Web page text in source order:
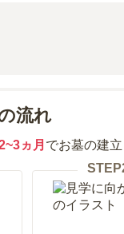
流れ
ヵ月 でお墓の建
STEP